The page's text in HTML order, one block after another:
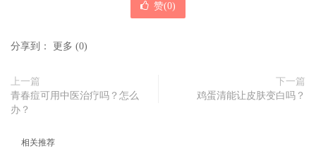
赞(0)
分享到： 更多 (0)
上一篇
青春痘可用中医治疗吗？怎么
办？
下一篇
鸡蛋清能让皮肤变白吗？
相关推荐